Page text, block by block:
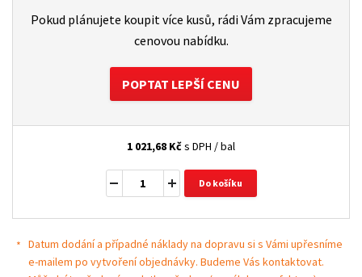
Pokud plánujete koupit více kusů, rádi Vám zpracujeme
cenovou nabídku.
POPTAT LEPŠÍ CENU
1 021,68 Kčs DPH / bal
Do košíku
Datum dodání a případné náklady na dopravu si s Vámi upřesníme
e-mailem po vytvoření objednávky. Budeme Vás kontaktovat.